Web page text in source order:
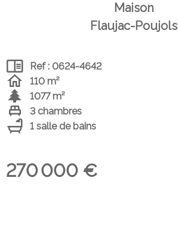
Maison
Flaujac-Poujols
Ref : 0624-4642
110 m²
1077 m²
3 chambres
1 salle de bains
270 000 €